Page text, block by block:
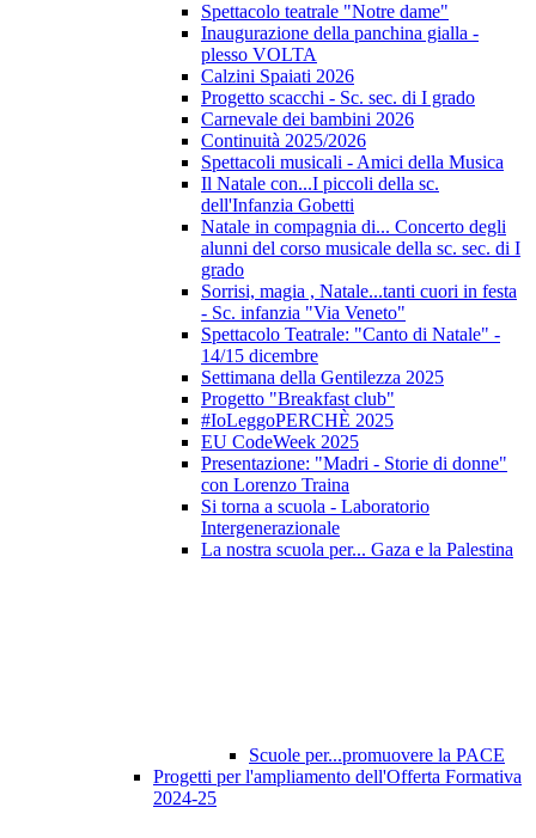
Spettacolo teatrale "Notre dame"
Inaugurazione della panchina gialla -
plesso VOLTA
Calzini Spaiati 2026
Progetto scacchi - Sc. sec. di I grado
Carnevale dei bambini 2026
Continuità 2025/2026
Spettacoli musicali - Amici della Musica
Il Natale con...I piccoli della sc.
dell'Infanzia Gobetti
Natale in compagnia di... Concerto degli
alunni del corso musicale della sc. sec. di I
grado
Sorrisi, magia , Natale...tanti cuori in festa
- Sc. infanzia "Via Veneto"
Spettacolo Teatrale: "Canto di Natale" -
14/15 dicembre
Settimana della Gentilezza 2025
Progetto "Breakfast club"
#IoLeggoPERCHÈ 2025
EU CodeWeek 2025
Presentazione: "Madri - Storie di donne"
con Lorenzo Traina
Si torna a scuola - Laboratorio
Intergenerazionale
La nostra scuola per... Gaza e la Palestina
Scuole per...promuovere la PACE
Progetti per l'ampliamento dell'Offerta Formativa
2024-25